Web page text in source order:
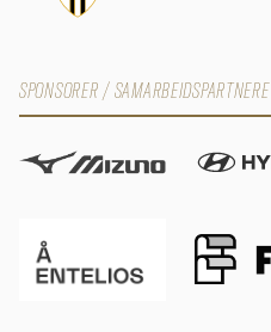
SPONSORER / SAMARBEIDSPARTNERE